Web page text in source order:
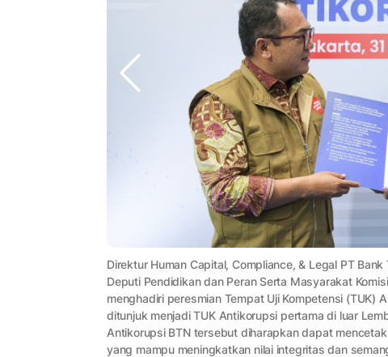
Direktur Human Capital, Compliance, & Legal PT
Deputi Pendidikan dan Peran Serta Masyarakat
menghadiri peresmian Tempat Uji Kompetensi (TUK)
ditunjuk menjadi TUK Antikorupsi pertama di luar
Antikorupsi BTN tersebut diharapkan dapat
yang mampu meningkatkan nilai integritas dan